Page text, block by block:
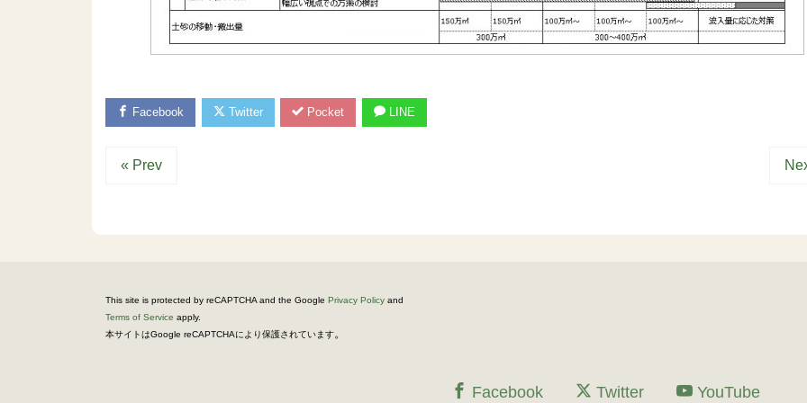
Facebook Twitter Pocket LINE
« Prev
This site is protected by reCAPTCHA and the Google Privacy Policy and
Terms of Service apply.
本サイトはGoogle reCAPTCHAにより保護されています。
Facebook Twitter YouTube